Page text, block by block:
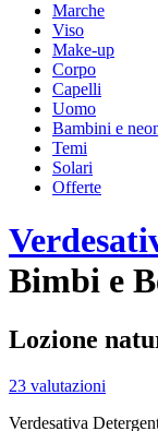
Marche
Viso
Make-up
Corpo
Capelli
Uomo
Bambini e
Temi
Solari
Offerte
Bimbi e
Lozione
23 valutazioni
Verdesativa